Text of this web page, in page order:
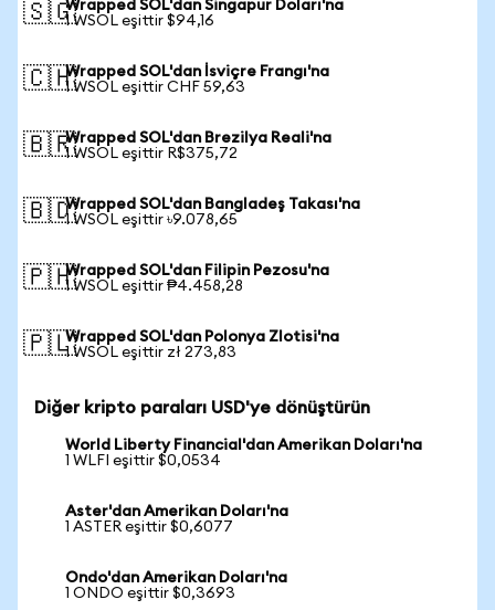
🇸🇬Wrapped SOL'dan Singapur Doları'na
1 WSOL eşittir $94,16
🇨🇭Wrapped SOL'dan İsviçre Frangı'na
1 WSOL eşittir CHF 59,63
🇧🇷Wrapped SOL'dan Brezilya Reali'na
1 WSOL eşittir R$375,72
🇧🇩Wrapped SOL'dan Bangladeş Takası'na
1 WSOL eşittir ৳9.078,65
🇵🇭Wrapped SOL'dan Filipin Pezosu'na
1 WSOL eşittir ₱4.458,28
🇵🇱Wrapped SOL'dan Polonya Zlotisi'na
1 WSOL eşittir zł 273,83
Diğer kripto paraları USD'ye dönüştürün
World Liberty Financial'dan Amerikan Doları'na
1 WLFI eşittir $0,0534
Aster'dan Amerikan Doları'na
1 ASTER eşittir $0,6077
Ondo'dan Amerikan Doları'na
1 ONDO eşittir $0,3693